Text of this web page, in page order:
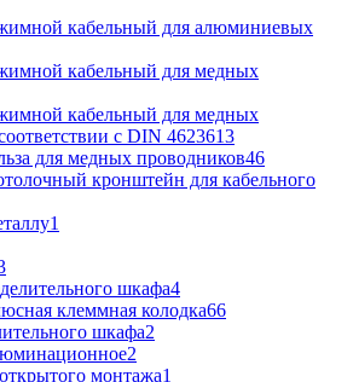
кабельный для алюминиевых
кабельный для медных
кабельный для медных
с DIN 4623613
для медных проводников46
кронштейн для кабельного
1
шкафа4
клеммная колодка66
шкафа2
2
монтажа1